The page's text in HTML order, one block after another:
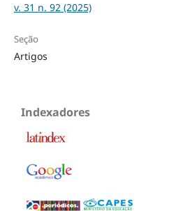
v. 31 n. 92 (2025)
Seção
Artigos
Indexadores